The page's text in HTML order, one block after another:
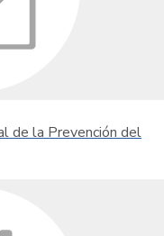
de la Prevención del